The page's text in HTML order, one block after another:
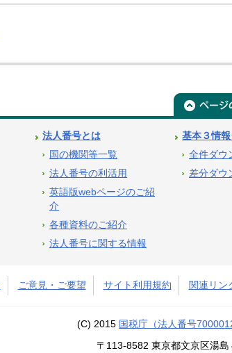
法人番号とは
国の機関等一覧
法人番号の利活用
英語版webページのご紹
介
各種資料のご紹介
法人番号に関する情報
基本３情
全件ダウ
差分ダウ
ご意見・ご要望 サイト利用規約 関連リン
(C) 2015 国税庁（法人番号
〒113-8582 東京都文京区湯